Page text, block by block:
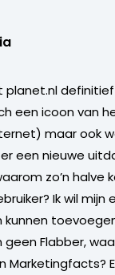
planet.nl definitief
een icoon van
maar ook
een nieuwe
zo’n halve
Ik wil mijn
geen Flabber,
Marketingfacts?